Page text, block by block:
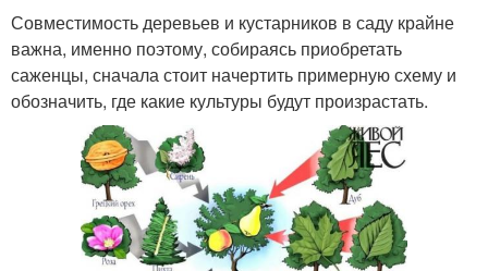
Совместимость деревьев и кустарников в саду крайне
важна, именно поэтому, собираясь приобретать
саженцы, сначала стоит начертить примерную схему и
обозначить, где какие культуры будут произрастать.